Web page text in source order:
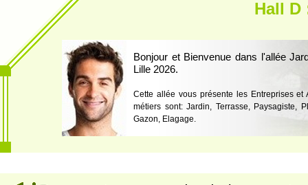
Hall D
Bonjour et Bienvenue dans l'allée
Lille 2026.
Cette allée vous présente les Entreprises et
métiers sont: Jardin, Terrasse, Paysagiste,
Gazon, Elagage.